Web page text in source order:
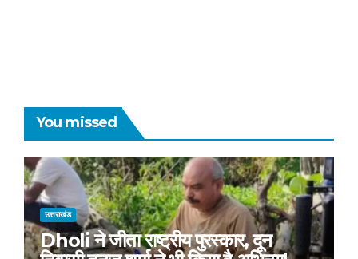
You missed
उत्तराखंड
Dholi ने जीता राष्ट्रीय पुरस्कार, दून